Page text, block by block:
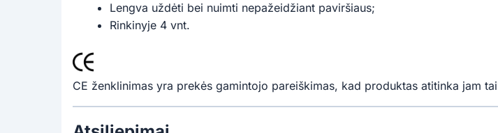
Lengva uždėti bei nuimti nepažeidžiant paviršiaus;
Rinkinyje 4 vnt.
CE ženklinimas yra prekės gamintojo pareiškimas, kad produktas atitinka jam